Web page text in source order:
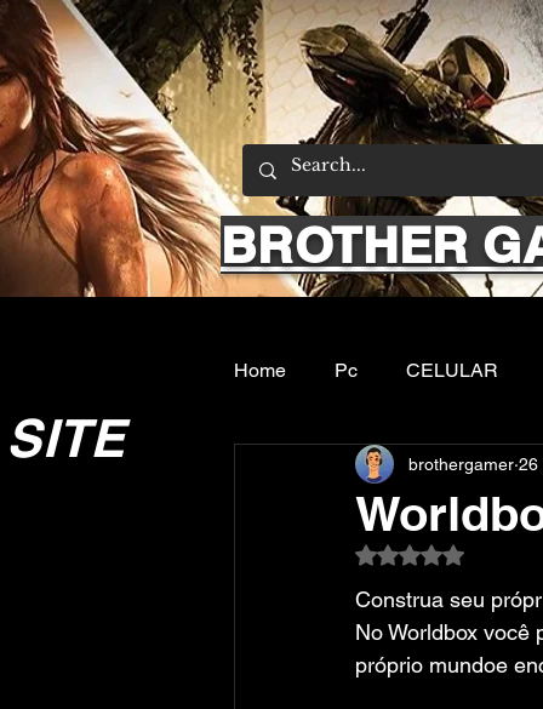
BROTHER
Home Pc CELULAR
Emuladores Sobre nos
brothergamer 26
Avaliado com
Construa seu
No Worldbox
próprio mundoe